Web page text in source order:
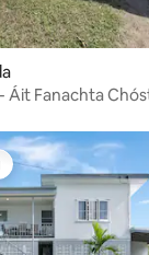
Áit Fanachta